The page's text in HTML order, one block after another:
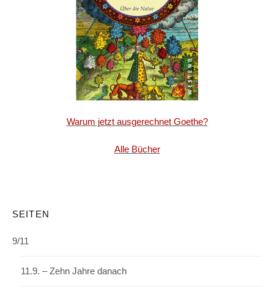
Warum jetzt ausgerechnet Goethe?
Alle Bücher
SEITEN
9/11
11.9. – Zehn Jahre danach